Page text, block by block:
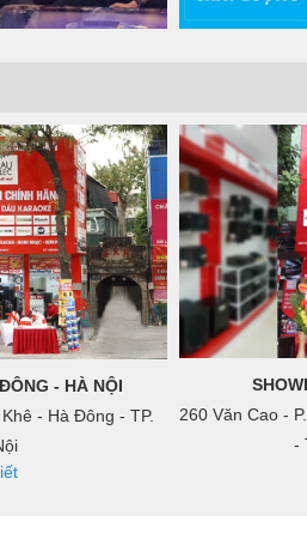
- HÀ NỘI
- Hà Đông - TP.
260 Văn Cao -
-